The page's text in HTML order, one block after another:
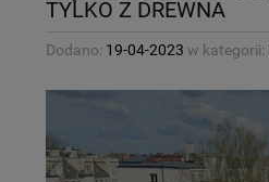
TYLKO Z DREWNA
Dodano: 19-04-2023 w kategorii: